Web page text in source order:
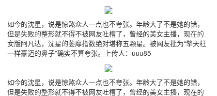
如今的沈星，说是惊煞众人一点也不夸张。年龄大了不是她的错，
但是失败的整形就不得不被网友吐槽了，曾经的美女主播，现在的
女版阿凡达，沈星的萎靡指数绝对堪称五颗星。被网友批为“擎天柱
一样豪迈的鼻子”确实不算夸张。上传人：uuu85
如今的沈星，说是惊煞众人一点也不夸张。年龄大了不是她的错，
但是失败的整形就不得不被网友吐槽了，曾经的美女主播，现在的